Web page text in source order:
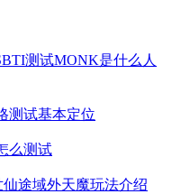
测试MONK是什么人
测试基本定位
么测试
途域外天魔玩法介绍